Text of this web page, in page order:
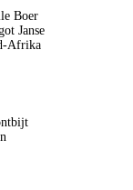
Boer
Janse
Afrika